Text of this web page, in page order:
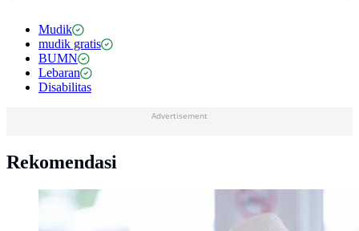
Mudik
mudik gratis
BUMN
Lebaran
Disabilitas
Advertisement
Rekomendasi